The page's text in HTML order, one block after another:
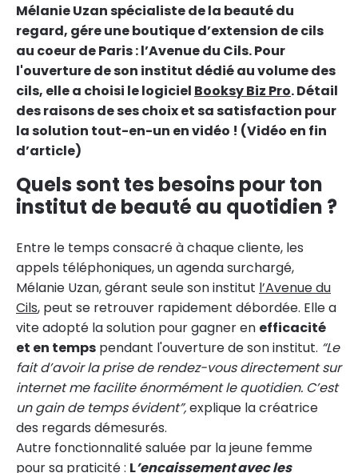
Mélanie Uzan spécialiste de la beauté du
regard, gére une boutique d’extension de cils
au coeur de Paris : l’Avenue du Cils. Pour
l'ouverture de son institut dédié au volume des
cils, elle a choisi le logiciel Booksy Biz Pro. Détail
des raisons de ses choix et sa satisfaction pour
la solution tout-en-un en vidéo ! (Vidéo en fin
d’article)
Quels sont tes besoins pour ton
institut de beauté au quotidien ?
Entre le temps consacré à chaque cliente, les
appels téléphoniques, un agenda surchargé,
Mélanie Uzan, gérant seule son institut l’Avenue du
Cils, peut se retrouver rapidement débordée. Elle a
vite adopté la solution pour gagner en efficacité
et en temps pendant l'ouverture de son institut. “Le
fait d’avoir la prise de rendez-vous directement sur
internet me facilite énormément le quotidien. C’est
un gain de temps évident”,explique la créatrice
des regards démesurés.
Autre fonctionnalité saluée par la jeune femme
pour sa praticité : L’encaissement avec les